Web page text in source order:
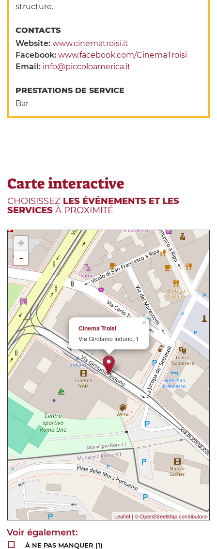
structure.
CONTACTS
Website:www.cinematroisi.it
Facebook:www.facebook.com/CinemaTroisi
Email: info@piccoloamerica.it
PRESTATIONS DE SERVICE
Bar
Carte interactive
CHOISISSEZ LES ÉVÉNEMENTS ET LES
SERVICES À PROXIMITÉ
×
Cinema Troisi
Via Girolamo Induno, 1
+
-
Leaflet | © OpenStreetMap contributors
À NE PAS MANQUER (1)